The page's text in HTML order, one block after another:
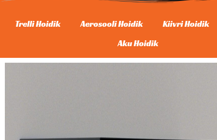
Trelli Hoidik Aerosooli Hoidik
Kiivri Hoidik
Aku Hoidik